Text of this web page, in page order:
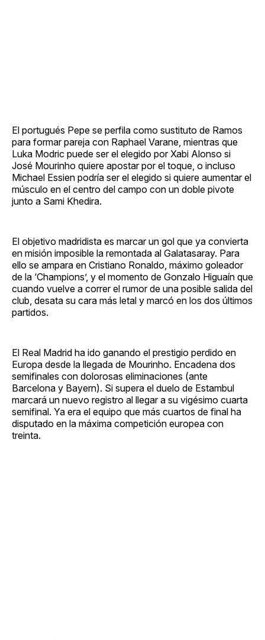
El portugués Pepe se perfila como sustituto de Ramos
para formar pareja con Raphael Varane, mientras que
Luka Modric puede ser el elegido por Xabi Alonso si
José Mourinho quiere apostar por el toque, o incluso
Michael Essien podría ser el elegido si quiere aumentar el
músculo en el centro del campo con un doble pivote
junto a Sami Khedira.
El objetivo madridista es marcar un gol que ya convierta
en misión imposible la remontada al Galatasaray. Para
ello se ampara en Cristiano Ronaldo, máximo goleador
de la ‘Champions’, y el momento de Gonzalo Higuaín que
cuando vuelve a correr el rumor de una posible salida del
club, desata su cara más letal y marcó en los dos últimos
partidos.
El Real Madrid ha ido ganando el prestigio perdido en
Europa desde la llegada de Mourinho. Encadena dos
semifinales con dolorosas eliminaciones (ante
Barcelona y Bayern). Si supera el duelo de Estambul
marcará un nuevo registro al llegar a su vigésimo cuarta
semifinal. Ya era el equipo que más cuartos de final ha
disputado en la máxima competición europea con
treinta.